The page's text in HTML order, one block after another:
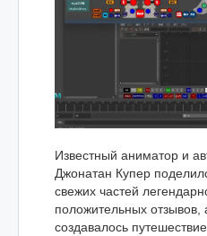
Известный аниматор и
Джонатан Купер
свежих частей
положительных отзывов,
создавалось